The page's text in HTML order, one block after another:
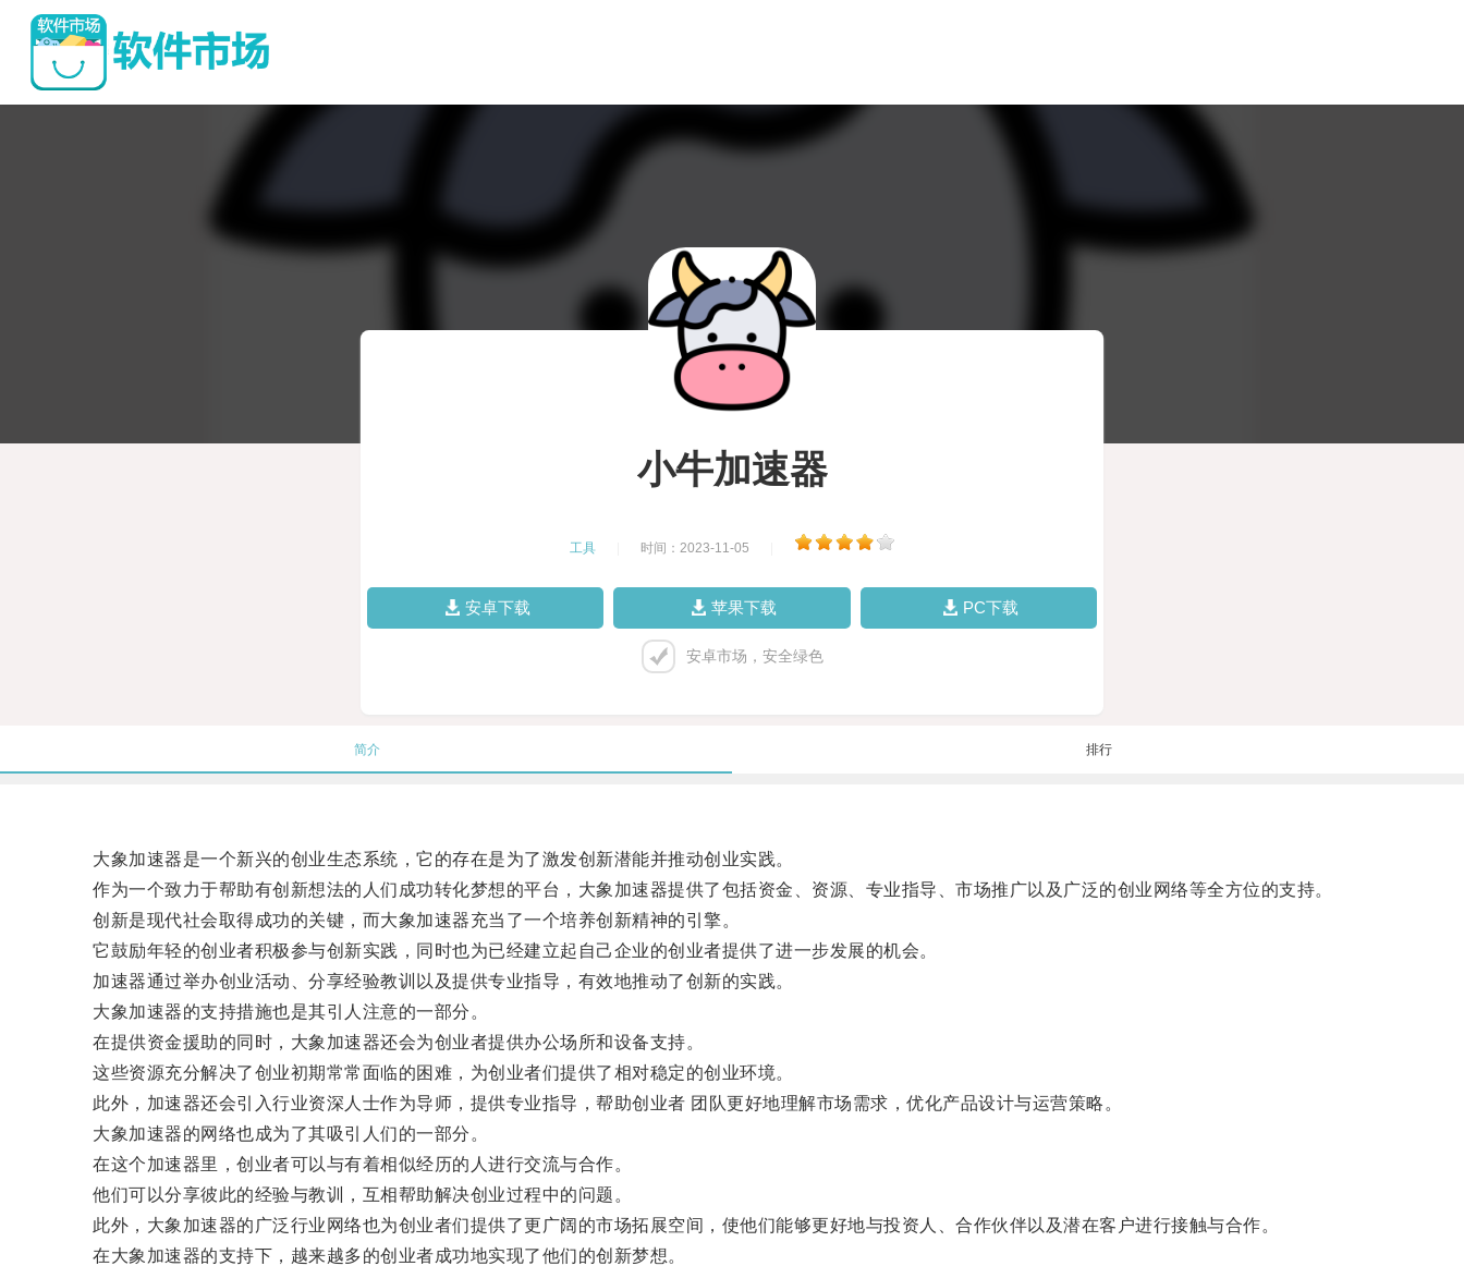
小牛加速器
工具 时间：2023-11-05
安卓下载 苹果下载 PC下载
安卓市场，安全绿色
简介 排行
大象加速器是一个新兴的创业生态系统，它的存在是为了激发创新潜能并推动创业实践。
作为一个致力于帮助有创新想法的人们成功转化梦想的平台，大象加速器提供了包括资金、资源、专业指导、市场推广以及广泛的创业网络等全方位的支持。
创新是现代社会取得成功的关键，而大象加速器充当了一个培养创新精神的引擎。
它鼓励年轻的创业者积极参与创新实践，同时也为已经建立起自己企业的创业者提供了进一步发展的机会。
加速器通过举办创业活动、分享经验教训以及提供专业指导，有效地推动了创新的实践。
大象加速器的支持措施也是其引人注意的一部分。
在提供资金援助的同时，大象加速器还会为创业者提供办公场所和设备支持。
这些资源充分解决了创业初期常常面临的困难，为创业者们提供了相对稳定的创业环境。
此外，加速器还会引入行业资深人士作为导师，提供专业指导，帮助创业者 团队更好地理解市场需求，优化产品设计与运营策略。
大象加速器的网络也成为了其吸引人们的一部分。
在这个加速器里，创业者可以与有着相似经历的人进行交流与合作。
他们可以分享彼此的经验与教训，互相帮助解决创业过程中的问题。
此外，大象加速器的广泛行业网络也为创业者们提供了更广阔的市场拓展空间，使他们能够更好地与投资人、合作伙伴以及潜在客户进行接触与合作。
在大象加速器的支持下，越来越多的创业者成功地实现了他们的创新梦想。